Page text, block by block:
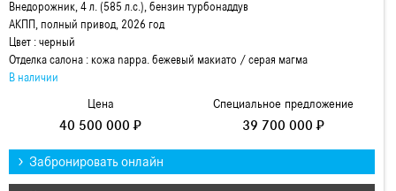
Внедорожник, 4 л. (585 л.с.), бензин турбонаддув
АКПП, полный привод, 2026 год
Цвет : черный
Отделка салона : кожа nappa. бежевый макиато / серая магма
В наличии
Цена
40 500 000 ₽
Специальное предложение
39 700 000 ₽
Забронировать онлайн